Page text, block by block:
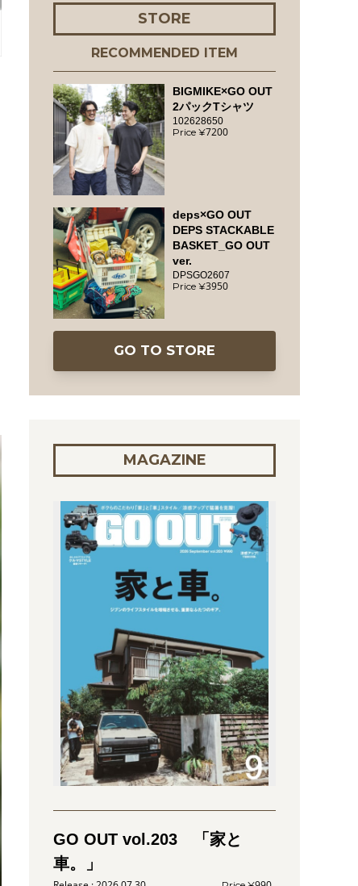
STORE
RECOMMENDED ITEM
BIGMIKE×GO OUT
2パックTシャツ
102628650
7200
deps×GO OUT
DEPS STACKABLE
BASKET_GO OUT
ver.
DPSGO2607
3950
GO TO STORE
MAGAZINE
GO OUT vol.203 「家と
車。」